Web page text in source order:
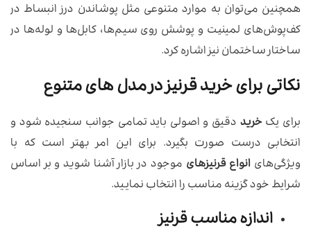
همچنین می‌توان به موارد متنوعی مثل پوشاندن درز انبساط در
کف‌پوش‌های لمینیت و پوشش روی سیم‌ها، کابل‌ها و لوله‌ها در
ساختار ساختمان نیز اشاره کرد.
نکاتی برای خرید قرنیز در مدل های متنوع
برای یکخرید دقیق و اصولی باید تمامی جوانب سنجیده شود و
انتخابی درست صورت بگیرد. برای این امر بهتر است که با
ویژگی‌های انواع قرنیزهای موجود در بازار آشنا شوید و بر اساس
شرایط خود گزینه مناسب را انتخاب نمایید.
اندازه مناسب قرنیز